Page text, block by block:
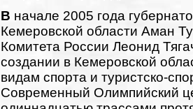
В начале 2005 года
Кемеровской области Аман
Комитета России Леонид
создании в Кемеровской
видам спорта и туристско-
Современный Олимпийский